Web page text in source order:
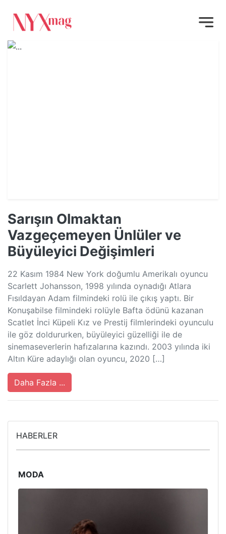
Sarışın Olmaktan
Vazgeçemeyen Ünlüler ve
Büyüleyici Değişimleri
22 Kasım 1984 New York doğumlu Amerikalı oyuncu
Scarlett Johansson, 1998 yılında oynadığı Atlara
Fısıldayan Adam filmindeki rolü ile çıkış yaptı. Bir
Konuşabilse filmindeki rolüyle Bafta ödünü kazanan
Scatlet İnci Küpeli Kız ve Prestij filmlerindeki oyunculu
ile göz doldururken, büyüleyici güzelliği ile de
sinemaseverlerin hafızalarına kazındı. 2003 yılında iki
Altın Küre adaylığı olan oyuncu, 2020 […]
Daha Fazla ...
HABERLER
MODA